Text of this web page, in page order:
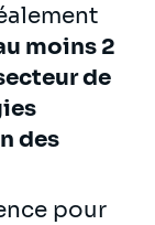
moins 2
de
des
pour